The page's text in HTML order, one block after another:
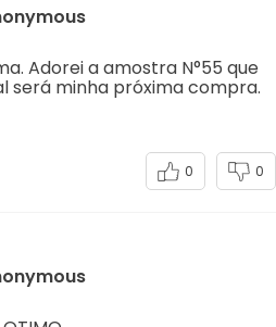
Adorei a amostra N°55 que
será minha próxima compra.
0 0